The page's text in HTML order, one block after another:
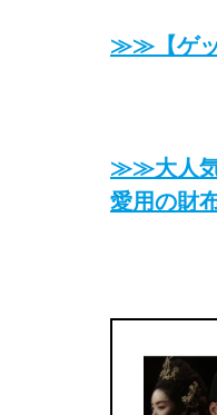
≫≫【ゲッ
≫≫大人気
愛用の財